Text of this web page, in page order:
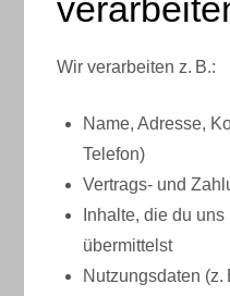
Wir verarbeiten z. B.:
Name, Adresse,
Telefon)
Vertrags- und
Inhalte, die du
übermittelst
Nutzungsdaten (z.